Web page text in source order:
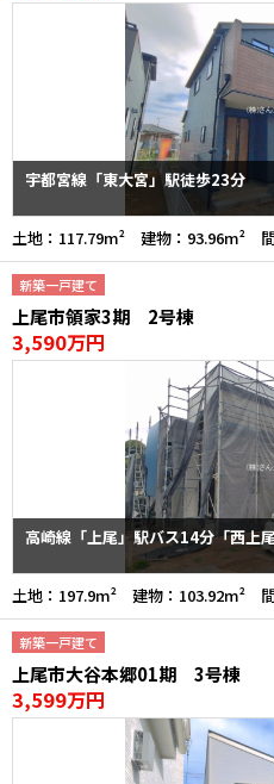
宇都宮線「東大宮」駅徒歩23分
土地：117.79m² 建物：93.96m²
新築一戸建て
上尾市領家3期 2号棟
3,590万円
高崎線「上尾」駅バス14分「西上
土地：197.9m² 建物：103.92m²
新築一戸建て
上尾市大谷本郷01期 3号棟
3,599万円